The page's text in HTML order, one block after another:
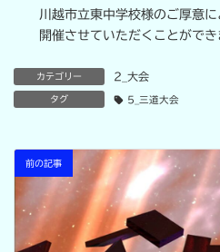
川越市立東中学校様のご厚意に
開催させていただくことができ
カテゴリー 2_大会
タグ 5_三道大会
前の記事